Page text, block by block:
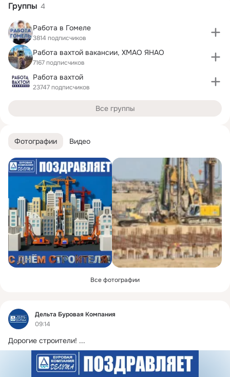
Фотографии Видео
Все фотографии
Фид
Дельта Буровая Компания
09:14
Дорогие строители! ...
Группы 4
Работа в Гомеле
3814 подписчиков
Работа вахтой вакансии, ХМАО ЯНАО
7167 подписчиков
Работа вахтой
23747 подписчиков
Все группы